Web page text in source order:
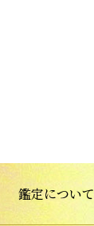
鑑定について